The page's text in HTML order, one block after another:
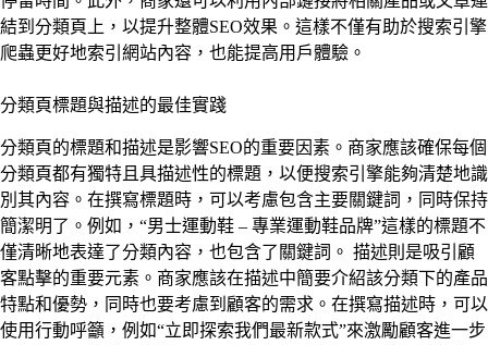
結到分類頁上，以提升整體SEO效果。這樣不僅有助於搜索引擎
爬蟲更好地索引網站內容，也能提高用戶體驗。
分類頁標題與描述的最佳實踐
分類頁的標題和描述是影響SEO的重要因素。商家應該確保每個
分類頁都有獨特且具描述性的標題，以便搜索引擎能夠清楚地識
別其內容。在撰寫標題時，可以考慮包含主要關鍵詞，同時保持
簡潔明了。例如，“男士運動鞋 – 專業運動鞋品牌”這樣的標題不
僅清晰地表達了分類內容，也包含了關鍵詞。 描述則是吸引顧
客點擊的重要元素。商家應該在描述中簡要介紹該分類下的產品
特點和優勢，同時也要考慮到顧客的需求。在撰寫描述時，可以
使用行動呼籲，例如“立即探索我們最新款式”來激勵顧客進一步